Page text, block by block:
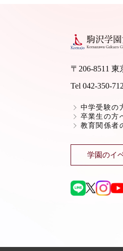
〒206-8511
Tel 042-350-
中学受験の
卒業生の方
教育関係者
学園のイ